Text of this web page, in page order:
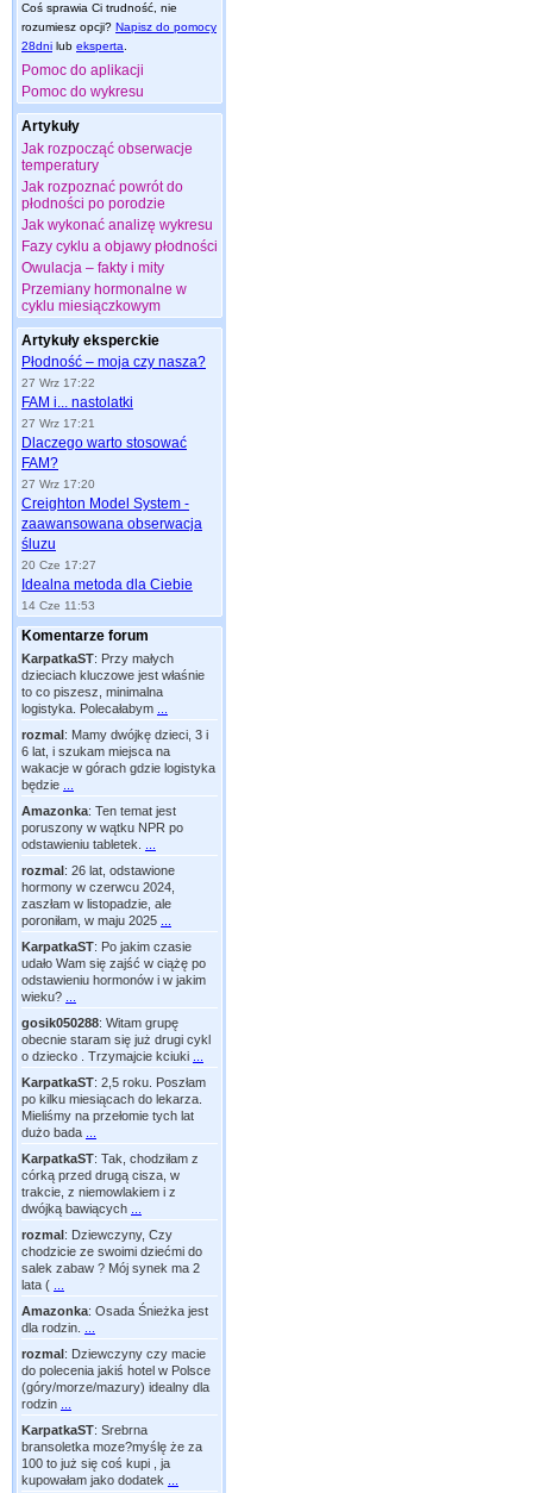
Coś sprawia Ci trudność, nie
rozumiesz opcji? Napisz do pomocy
28dni lub eksperta
Pomoc do aplikacji
Pomoc do wykresu
Artykuły
Jak rozpocząć obserwacje
temperatury
Jak rozpoznać powrót do
płodności po porodzie
Jak wykonać analizę wykresu
Fazy cyklu a objawy płodności
Owulacja – fakty i mity
Przemiany hormonalne w
cyklu miesiączkowym
Artykuły eksperckie
Płodność – moja czy nasza?
27 Wrz 17:22
FAM i... nastolatki
27 Wrz 17:21
Dlaczego warto stosować
FAM?
27 Wrz 17:20
Creighton Model System -
zaawansowana obserwacja
śluzu
20 Cze 17:27
Idealna metoda dla Ciebie
14 Cze 11:53
Komentarze forum
KarpatkaST: Przy małych
dzieciach kluczowe jest właśnie
to co piszesz, minimalna
logistyka. Polecałabym
rozmal: Mamy dwójkę dzieci, 3 i
6 lat, i szukam miejsca na
wakacje w górach gdzie logistyka
będzie
Amazonka: Ten temat jest
poruszony w wątku NPR po
odstawieniu tabletek.
rozmal: 26 lat, odstawione
hormony w czerwcu 2024,
zaszłam w listopadzie, ale
poroniłam, w maju 2025
KarpatkaST: Po jakim czasie
udało Wam się zajść w ciążę po
odstawieniu hormonów i w jakim
wieku?
gosik050288: Witam grupę
obecnie staram się już drugi cykl
o dziecko . Trzymajcie kciuki
KarpatkaST: 2,5 roku. Poszłam
po kilku miesiącach do lekarza.
Mieliśmy na przełomie tych lat
dużo bada
KarpatkaST: Tak, chodziłam z
córką przed drugą cisza, w
trakcie, z niemowlakiem i z
dwójką bawiących
rozmal: Dziewczyny, Czy
chodzicie ze swoimi dziećmi do
salek zabaw ? Mój synek ma 2
lata (
Amazonka: Osada Śnieżka jest
dla rodzin.
rozmal: Dziewczyny czy macie
do polecenia jakiś hotel w Polsce
(góry/morze/mazury) idealny dla
rodzin
KarpatkaST: Srebrna
bransoletka moze?myślę że za
100 to już się coś kupi , ja
kupowałam jako dodatek